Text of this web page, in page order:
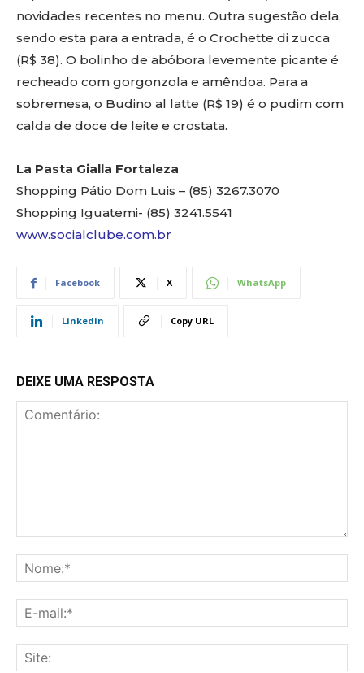
novidades recentes no menu. Outra sugestão dela,
sendo esta para a entrada, é o Crochette di zucca
(R$ 38). O bolinho de abóbora levemente picante é
recheado com gorgonzola e amêndoa. Para a
sobremesa, o Budino al latte (R$ 19) é o pudim com
calda de doce de leite e crostata.
La Pasta Gialla Fortaleza
Shopping Pátio Dom Luis – (85) 3267.3070
Shopping Iguatemi- (85) 3241.5541
www.socialclube.com.br
Facebook X WhatsApp
Linkedin Copy URL
DEIXE UMA RESPOSTA